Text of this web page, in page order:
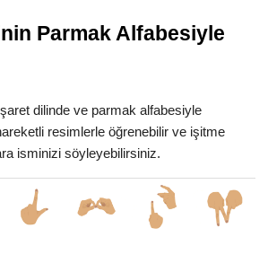
Parmak Alfabesiyle
dilinde ve parmak alfabesiyle
hareketli resimlerle öğrenebilir ve işitme
isminizi söyleyebilirsiniz.